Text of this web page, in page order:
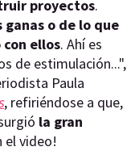
proyectos.
o de lo que
ellos. Ahí es
de estimulación...",
Paula
, refiriéndose a que,
la gran
el video!